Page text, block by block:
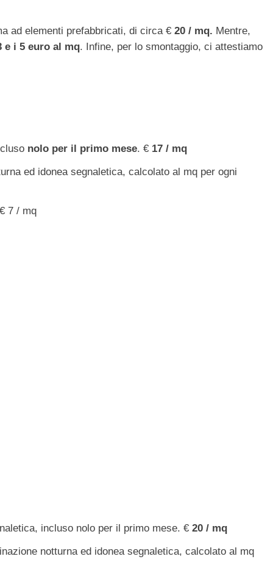
ad elementi prefabbricati, di circa € 20 / mq. Mentre,
e i 5 euro al mq. Infine, per lo smontaggio, ci attestiamo
nolo per il primo mese. € 17 / mq
ed idonea segnaletica, calcolato al mq per ogni
7 / mq
incluso nolo per il primo mese. € 20 / mq
notturna ed idonea segnaletica, calcolato al mq